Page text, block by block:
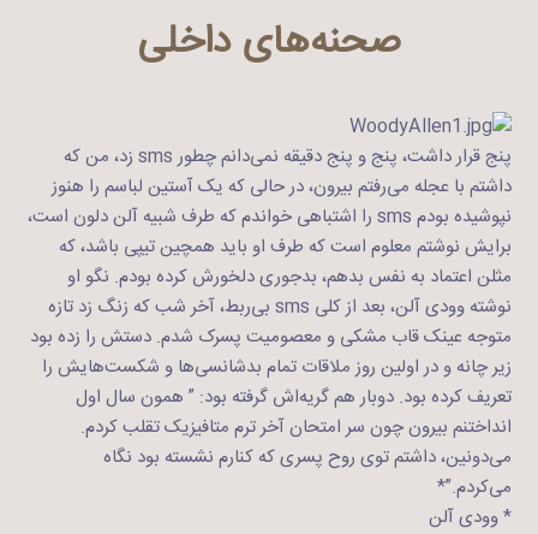
صحنه‌های داخلی
پنج قرار داشت، پنج و پنج دقیقه نمی‌دانم چطور sms زد، من که
داشتم با عجله می‌رفتم بیرون، در حالی که یک آستین لباسم را هنوز
نپوشیده بودم sms را اشتباهی خواندم که طرف شبیه آلن دلون است،
برایش نوشتم معلوم است که طرف او باید همچین تیپی باشد، که
مثلن اعتماد به نفس بدهم، بدجوری دلخورش کرده بودم. نگو او
نوشته وودی آلن، بعد از کلی sms بی‌ربط، آخر شب که زنگ زد تازه
متوجه عینک قاب مشکی و معصومیت پسرک شدم. دستش را زده بود
زیر چانه و در اولین روز ملاقات تمام بدشانسی‌ها و شکست‌هایش را
تعریف کرده بود. دوبار هم گریه‌اش گرفته بود: ” همون سال اول
انداختنم بیرون چون سر امتحان آخر ترم متافیزیک تقلب کردم.
می‌دونین، داشتم توی روح پسری که کنارم نشسته بود نگاه
می‌کردم.”*
* وودی آلن